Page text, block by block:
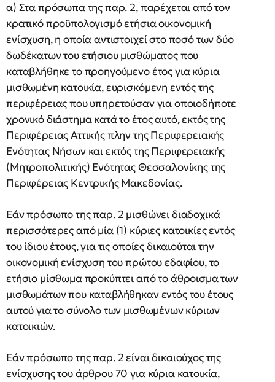
α) Στα πρόσωπα της παρ. 2, παρέχεται από τον
κρατικό προϋπολογισμό ετήσια οικονομική
ενίσχυση, η οποία αντιστοιχεί στο ποσό των δύο
δωδέκατων του ετήσιου μισθώματος που
καταβλήθηκε το προηγούμενο έτος για κύρια
μισθωμένη κατοικία, ευρισκόμενη εντός της
περιφέρειας που υπηρετούσαν για οποιοδήποτε
χρονικό διάστημα κατά το έτος αυτό, εκτός της
Περιφέρειας Αττικής πλην της Περιφερειακής
Ενότητας Νήσων και εκτός της Περιφερειακής
(Μητροπολιτικής) Ενότητας Θεσσαλονίκης της
Περιφέρειας Κεντρικής Μακεδονίας.
Εάν πρόσωπο της παρ. 2 μισθώνει διαδοχικά
περισσότερες από μία (1) κύριες κατοικίες εντός
του ίδιου έτους, για τις οποίες δικαιούται την
οικονομική ενίσχυση του πρώτου εδαφίου, το
ετήσιο μίσθωμα προκύπτει από το άθροισμα των
μισθωμάτων που καταβλήθηκαν εντός του έτους
αυτού για το σύνολο των μισθωμένων κύριων
κατοικιών.
Εάν πρόσωπο της παρ. 2 είναι δικαιούχος της
ενίσχυσης του άρθρου 70 για κύρια κατοικία,